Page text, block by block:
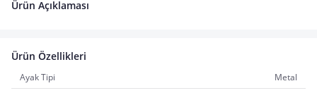
Ürün Açıklaması
Ürün Özellikleri
Ayak Tipi
Metal